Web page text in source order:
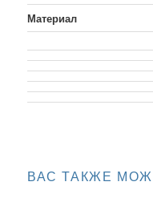
Материал
ВАС ТАКЖЕ